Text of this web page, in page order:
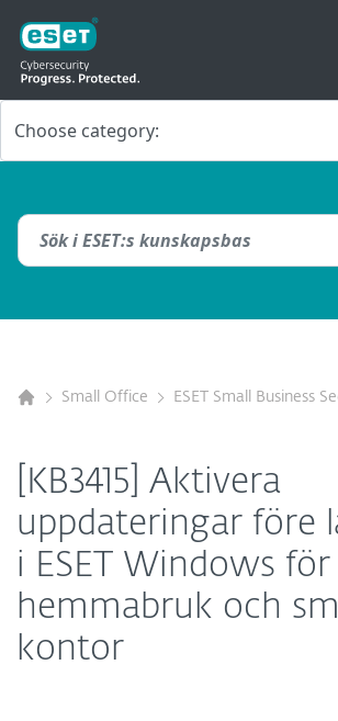
Small Office ESET Small Business
[KB3415] Aktivera
uppdateringar före
i ESET Windows för
hemmabruk och
kontor